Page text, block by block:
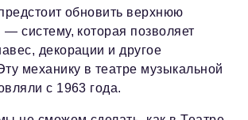
обновить верхнюю
систему, которая позволяет
декорации и другое
механику в театре музыкальной
с 1963 года.